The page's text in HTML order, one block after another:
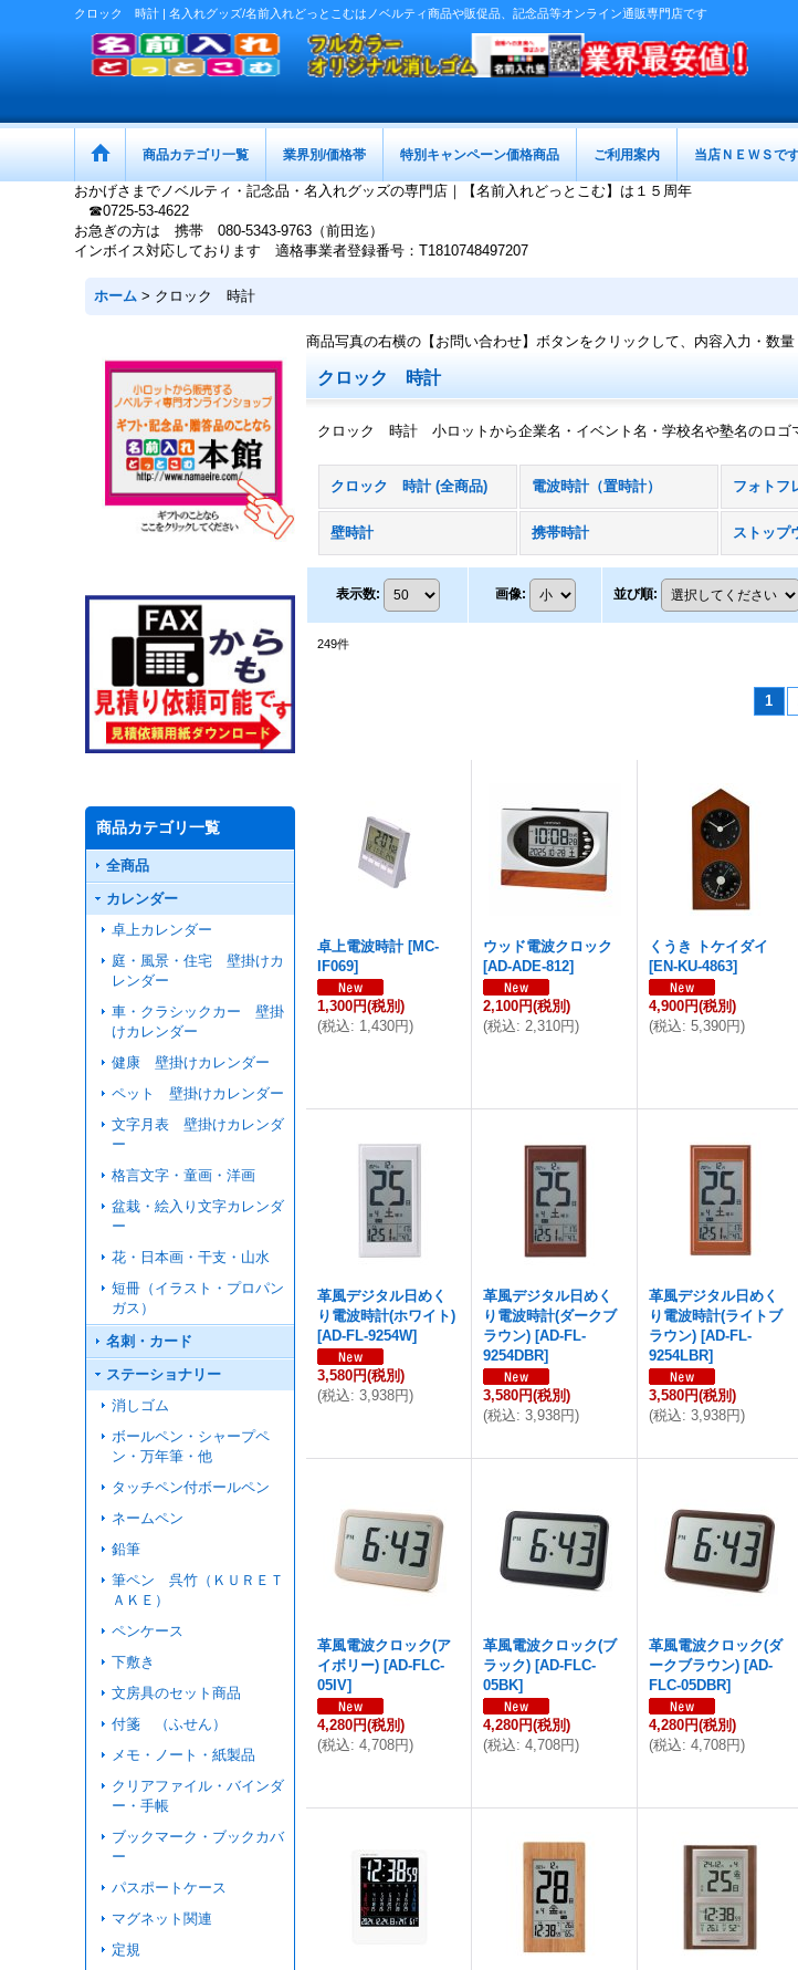
クロック 時計 | 名入れグッズ/名前入れどっとこむはノベルティ商品や販促品、記念品等オンライン通販専門店です
商品カテゴリ一覧 業界別/価格帯 特別キャンペーン価格商品 ご利用案内 当店ＮＥＷＳで
おかげさまでノベルティ・記念品・名入れグッズの専門店｜【名前入れどっとこむ】は１５周年
☎0725-53-4622
お急ぎの方は 携帯 080-5343-9763（前田迄）
インボイス対応しております 適格事業者登録番号：T1810748497207
ホーム > クロック 時計
商品カテゴリ一覧
全商品
カレンダー
卓上カレンダー
庭・風景・住宅 壁掛けカ
レンダー
車・クラシックカー 壁掛
けカレンダー
健康 壁掛けカレンダー
ペット 壁掛けカレンダー
文字月表 壁掛けカレンダ
ー
格言文字・童画・洋画
盆栽・絵入り文字カレンダ
ー
花・日本画・干支・山水
短冊（イラスト・プロパン
ガス）
名刺・カード
ステーショナリー
消しゴム
ボールペン・シャープペ
ン・万年筆・他
タッチペン付ボールペン
ネームペン
鉛筆
筆ペン 呉竹（ＫＵＲＥＴ
ＡＫＥ）
ペンケース
下敷き
文房具のセット商品
付箋 （ふせん）
メモ・ノート・紙製品
クリアファイル・バインダ
ー・手帳
ブックマーク・ブックカバ
ー
パスポートケース
マグネット関連
定規
商品写真の右横の【お問い合わせ】ボタンをクリックして、内容入力・数
クロック 時計
クロック 時計 小ロットから企業名・イベント名・学校名や塾名のロゴ
クロック 時計 (全商品) 電波時計（置時計） フォトフ
壁時計 携帯時計 ストップ
表示数: 画像: 並び順:
249件
1
卓上電波時計 [MC-
IF069]
1,300円(税別)
(税込: 1,430円)
ウッド電波クロック
[AD-ADE-812]
2,100円(税別)
(税込: 2,310円)
くうき トケイダイ
[EN-KU-4863]
4,900円(税別)
(税込: 5,390円)
革風デジタル日めく
り電波時計(ホワイト)
[AD-FL-9254W]
3,580円(税別)
(税込: 3,938円)
革風デジタル日めく
り電波時計(ダークブ
ラウン) [AD-FL-
9254DBR]
3,580円(税別)
(税込: 3,938円)
革風デジタル日めく
り電波時計(ライトブ
ラウン) [AD-FL-
9254LBR]
3,580円(税別)
(税込: 3,938円)
革風電波クロック(ア
イボリー) [AD-FLC-
05IV]
4,280円(税別)
(税込: 4,708円)
革風電波クロック(ブ
ラック) [AD-FLC-
05BK]
4,280円(税別)
(税込: 4,708円)
革風電波クロック(ダ
ークブラウン) [AD-
FLC-05DBR]
4,280円(税別)
(税込: 4,708円)